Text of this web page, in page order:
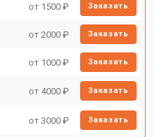
от 1500 ₽ Заказать
от 2000 ₽ Заказать
от 1000 ₽ Заказать
от 4000 ₽ Заказать
от 3000 ₽ Заказать